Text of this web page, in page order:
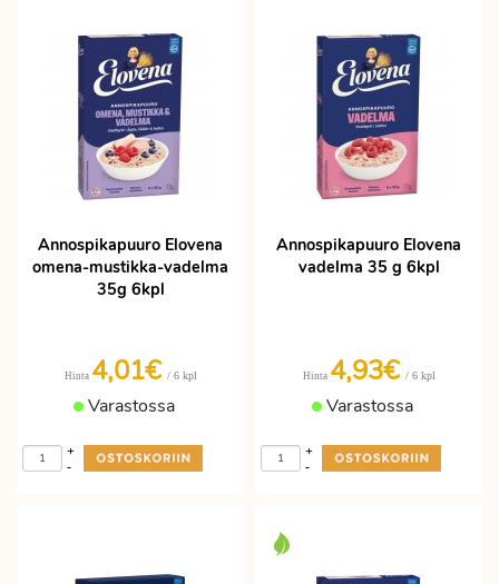
Annospikapuuro Elovena
omena-mustikka-vadelma
35g 6kpl
Hinta 4,01€ / 6 kpl
Varastossa
-
+
Annospikapuuro Elovena
vadelma 35 g 6kpl
Hinta 4,93€ / 6 kpl
Varastossa
-
+